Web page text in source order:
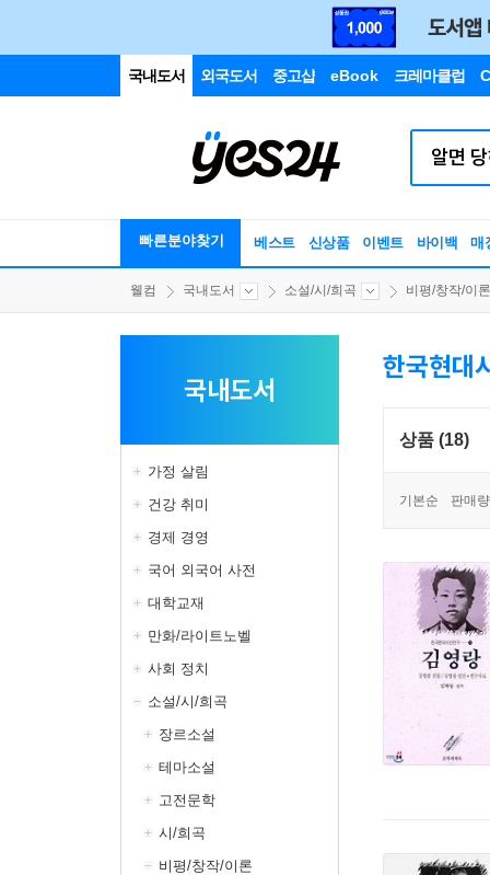
국내도서 외국도서 중고샵 eBook 크레마클럽
빠른분야찾기 베스트 신상품 이벤트 바이백 매
웰컴 국내도서 소설/시/희곡 비평/창작/이론
국내도서
가정 살림
건강 취미
경제 경영
국어 외국어 사전
대학교재
만화/라이트노벨
사회 정치
소설/시/희곡
장르소설
테마소설
고전문학
시/희곡
비평/창작/이론
한국현대
상품 (18)
기본순 판매